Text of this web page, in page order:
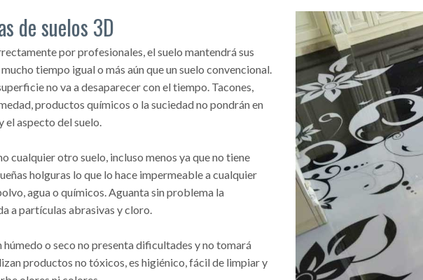
de suelos 3D
por profesionales, el suelo mantendrá sus
tiempo igual o más aún que un suelo convencional.
no va a desaparecer con el tiempo. Tacones,
productos químicos o la suciedad no pondrán en
aspecto del suelo.
cualquier otro suelo, incluso menos ya que no tiene
holguras lo que lo hace impermeable a cualquier
agua o químicos. Aguanta sin problema la
a partículas abrasivas y cloro.
húmedo o seco no presenta dificultades y no tomará
productos no tóxicos, es higiénico, fácil de limpiar y